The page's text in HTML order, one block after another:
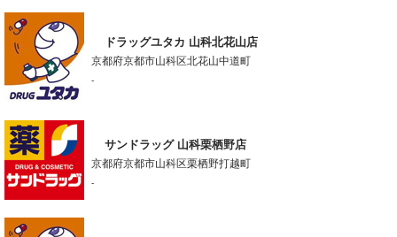
ドラッグユタカ 山科北花山店
京都府京都市山科区北花山中道町
-
サンドラッグ 山科栗栖野店
京都府京都市山科区栗栖野打越町
-